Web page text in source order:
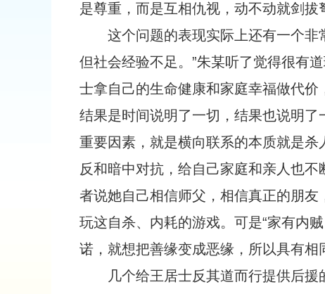
是尊重，而是互相仇视，动不动就剑拔
这个问题的表现实际上还有一个
但社会经验不足。”朱某听了觉得很有
士拿自己的生命健康和家庭幸福做代
结果是时间说明了一切，结果也说明
重要因素，就是横向联系的本质就是
反和暗中对抗，给自己家庭和亲人也
者说她自己相信师父，相信真正的朋
玩这自杀、内耗的游戏。可是“家有内
诺，就想把善缘变成恶缘，所以具有相
几个给王居士反其道而行提供后